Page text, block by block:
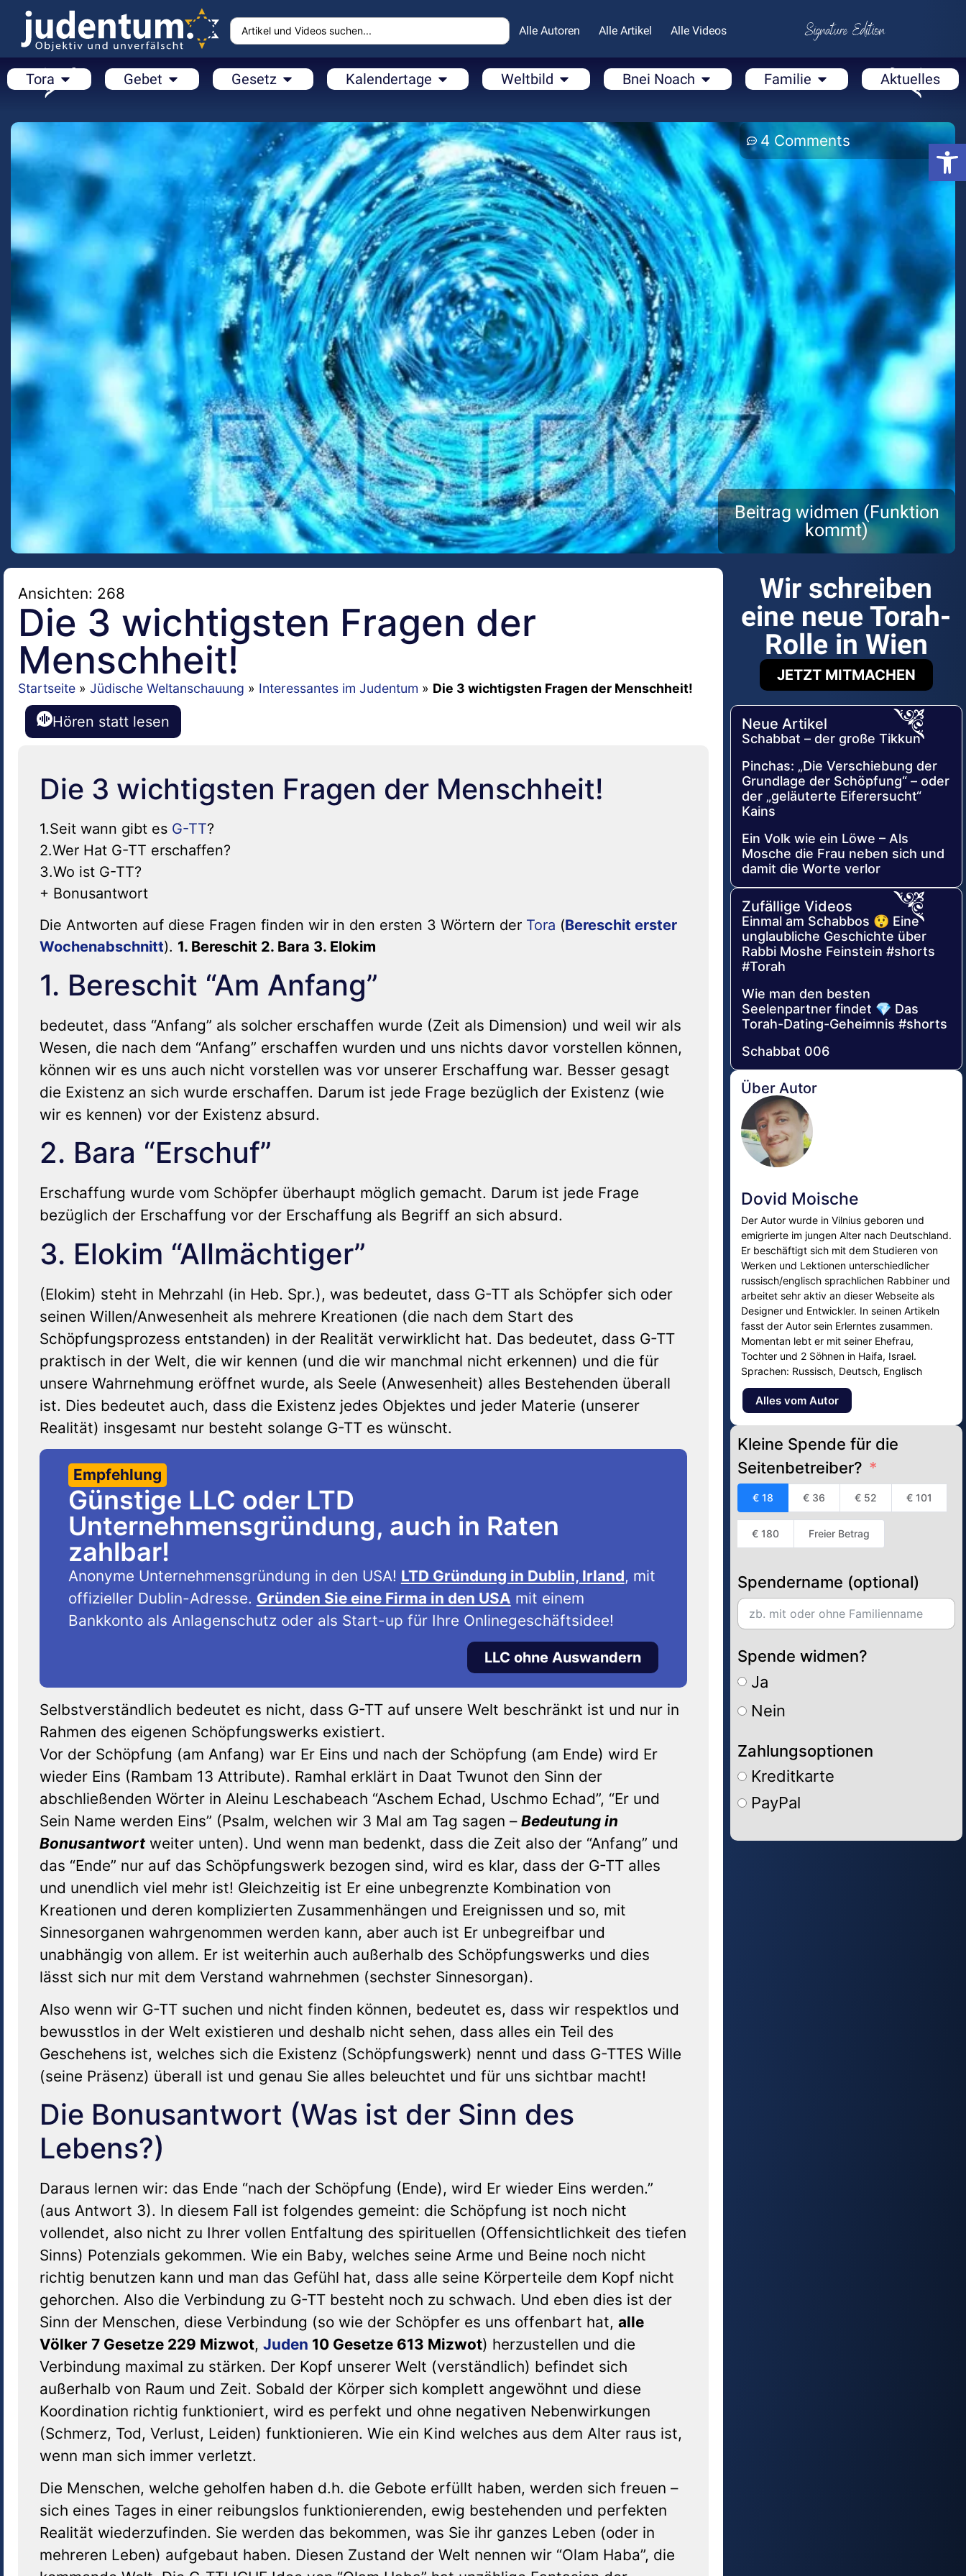
Alle Autoren Alle Artikel Alle Videos
Tora Gebet Gesetz Kalendertage Weltbild Bnei Noach Familie Aktuelles
4 Comments
Beitrag widmen (Funktion
kommt)
Ansichten: 268
Die 3 wichtigsten Fragen der
Menschheit!
Startseite » Jüdische Weltanschauung » Interessantes im Judentum » Die 3 wichtigsten Fragen der Menschheit!
Hören statt lesen
Die 3 wichtigsten Fragen der Menschheit!
1.Seit wann gibt es G-TT?
2.Wer Hat G-TT erschaffen?
3.Wo ist G-TT?
+ Bonusantwort
Die Antworten auf diese Fragen finden wir in den ersten 3 Wörtern der Tora (Bereschit erster
Wochenabschnitt). 1. Bereschit 2. Bara 3. Elokim
1. Bereschit “Am Anfang”
bedeutet, dass “Anfang” als solcher erschaffen wurde (Zeit als Dimension) und weil wir als
Wesen, die nach dem “Anfang” erschaffen wurden und uns nichts davor vorstellen können,
können wir es uns auch nicht vorstellen was vor unserer Erschaffung war. Besser gesagt
die Existenz an sich wurde erschaffen. Darum ist jede Frage bezüglich der Existenz (wie
wir es kennen) vor der Existenz absurd.
2. Bara “Erschuf”
Erschaffung wurde vom Schöpfer überhaupt möglich gemacht. Darum ist jede Frage
bezüglich der Erschaffung vor der Erschaffung als Begriff an sich absurd.
3. Elokim “Allmächtiger”
(Elokim) steht in Mehrzahl (in Heb. Spr.), was bedeutet, dass G-TT als Schöpfer sich oder
seinen Willen/Anwesenheit als mehrere Kreationen (die nach dem Start des
Schöpfungsprozess entstanden) in der Realität verwirklicht hat. Das bedeutet, dass G-TT
praktisch in der Welt, die wir kennen (und die wir manchmal nicht erkennen) und die für
unsere Wahrnehmung eröffnet wurde, als Seele (Anwesenheit) alles Bestehenden überall
ist. Dies bedeutet auch, dass die Existenz jedes Objektes und jeder Materie (unserer
Realität) insgesamt nur besteht solange G-TT es wünscht.
Empfehlung
Günstige LLC oder LTD
Unternehmensgründung, auch in Raten
zahlbar!
Anonyme Unternehmensgründung in den USA! LTD Gründung in Dublin, Irland, mit
offizieller Dublin-Adresse. Gründen Sie eine Firma in den USA mit einem
Bankkonto als Anlagenschutz oder als Start-up für Ihre Onlinegeschäftsidee!
LLC ohne Auswandern
Selbstverständlich bedeutet es nicht, dass G-TT auf unsere Welt beschränkt ist und nur in
Rahmen des eigenen Schöpfungswerks existiert.
Vor der Schöpfung (am Anfang) war Er Eins und nach der Schöpfung (am Ende) wird Er
wieder Eins (Rambam 13 Attribute). Ramhal erklärt in Daat Twunot den Sinn der
abschließenden Wörter in Aleinu Leschabeach “Aschem Echad, Uschmo Echad”, “Er und
Sein Name werden Eins” (Psalm, welchen wir 3 Mal am Tag sagen – Bedeutung in
Bonusantwort weiter unten). Und wenn man bedenkt, dass die Zeit also der “Anfang” und
das “Ende” nur auf das Schöpfungswerk bezogen sind, wird es klar, dass der G-TT alles
und unendlich viel mehr ist! Gleichzeitig ist Er eine unbegrenzte Kombination von
Kreationen und deren komplizierten Zusammenhängen und Ereignissen und so, mit
Sinnesorganen wahrgenommen werden kann, aber auch ist Er unbegreifbar und
unabhängig von allem. Er ist weiterhin auch außerhalb des Schöpfungswerks und dies
lässt sich nur mit dem Verstand wahrnehmen (sechster Sinnesorgan).
Also wenn wir G-TT suchen und nicht finden können, bedeutet es, dass wir respektlos und
bewusstlos in der Welt existieren und deshalb nicht sehen, dass alles ein Teil des
Geschehens ist, welches sich die Existenz (Schöpfungswerk) nennt und dass G-TTES Wille
(seine Präsenz) überall ist und genau Sie alles beleuchtet und für uns sichtbar macht!
Die Bonusantwort (Was ist der Sinn des
Lebens?)
Daraus lernen wir: das Ende “nach der Schöpfung (Ende), wird Er wieder Eins werden.”
(aus Antwort 3). In diesem Fall ist folgendes gemeint: die Schöpfung ist noch nicht
vollendet, also nicht zu Ihrer vollen Entfaltung des spirituellen (Offensichtlichkeit des tiefen
Sinns) Potenzials gekommen. Wie ein Baby, welches seine Arme und Beine noch nicht
richtig benutzen kann und man das Gefühl hat, dass alle seine Körperteile dem Kopf nicht
gehorchen. Also die Verbindung zu G-TT besteht noch zu schwach. Und eben dies ist der
Sinn der Menschen, diese Verbindung (so wie der Schöpfer es uns offenbart hat, alle
Völker 7 Gesetze 229 Mizwot, Juden 10 Gesetze 613 Mizwot) herzustellen und die
Verbindung maximal zu stärken. Der Kopf unserer Welt (verständlich) befindet sich
außerhalb von Raum und Zeit. Sobald der Körper sich komplett angewöhnt und diese
Koordination richtig funktioniert, wird es perfekt und ohne negativen Nebenwirkungen
(Schmerz, Tod, Verlust, Leiden) funktionieren. Wie ein Kind welches aus dem Alter raus ist,
wenn man sich immer verletzt.
Die Menschen, welche geholfen haben d.h. die Gebote erfüllt haben, werden sich freuen –
sich eines Tages in einer reibungslos funktionierenden, ewig bestehenden und perfekten
Realität wiederzufinden. Sie werden das bekommen, was Sie ihr ganzes Leben (oder in
mehreren Leben) aufgebaut haben. Diesen Zustand der Welt nennen wir “Olam Haba”, die
Wir schreiben
eine neue Torah-
Rolle in Wien
JETZT MITMACHEN
Neue Artikel
Schabbat – der große Tikkun
Pinchas: „Die Verschiebung der
Grundlage der Schöpfung“ – oder
der „geläuterte Eiferersucht“
Kains
Ein Volk wie ein Löwe – Als
Mosche die Frau neben sich und
damit die Worte verlor
Zufällige Videos
Einmal am Schabbos 😲 Eine
unglaubliche Geschichte über
Rabbi Moshe Feinstein #shorts
#Torah
Wie man den besten
Seelenpartner findet 💎 Das
Torah-Dating-Geheimnis #shorts
Schabbat 006
Über Autor
Dovid Moische
Der Autor wurde in Vilnius geboren und
emigrierte im jungen Alter nach Deutschland.
Er beschäftigt sich mit dem Studieren von
Werken und Lektionen unterschiedlicher
russisch/englisch sprachlichen Rabbiner und
arbeitet sehr aktiv an dieser Webseite als
Designer und Entwickler. In seinen Artikeln
fasst der Autor sein Erlerntes zusammen.
Momentan lebt er mit seiner Ehefrau,
Tochter und 2 Söhnen in Haifa, Israel.
Sprachen: Russisch, Deutsch, Englisch
Alles vom Autor
Kleine Spende für die
Seitenbetreiber?
€ 18 € 36 € 52 € 101
€ 180 Freier Betrag
Spendername (optional)
Spende widmen?
Ja
Nein
Zahlungsoptionen
Kreditkarte
PayPal
Alternative: